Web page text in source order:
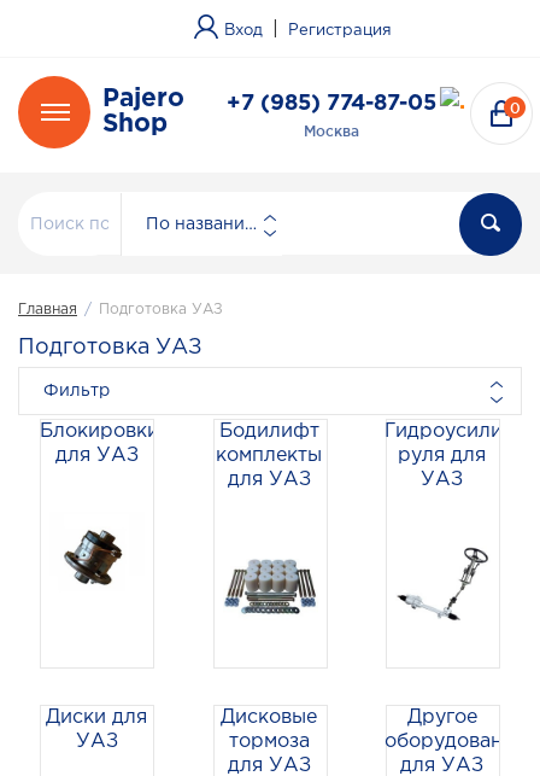
Вход Регистрация
Pajero
Shop
+7 (985) 774-87-05
Москва
0
По названию
Фильтр
Главная / Подготовка УАЗ
Подготовка УАЗ
Блокировки
для УАЗ
Бодилифт
комплекты
для УАЗ
руля для
УАЗ
Диски для
УАЗ
Дисковые
тормоза
для УАЗ
Другое
оборудование
для УАЗ